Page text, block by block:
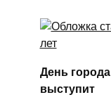
День
выступит